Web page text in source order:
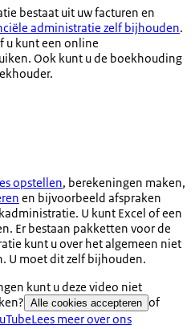
bestaat uit uw facturen en
administratie zelf bijhouden.
u kunt een online
Ook kunt u de boekhouding
opstellen, berekeningen maken,
en bijvoorbeeld afspraken
U kunt Excel of een
Er bestaan pakketten voor de
kunt u over het algemeen niet
U moet dit zelf bijhouden.
kunt u deze video niet
Alle cookies accepteren of
Lees meer over ons